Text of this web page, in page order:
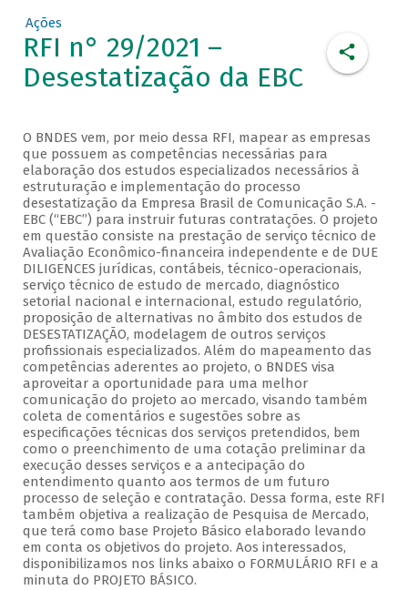
Ações
RFI n° 29/2021 –
Desestatização da EBC
O BNDES vem, por meio dessa RFI, mapear as empresas
que possuem as competências necessárias para
elaboração dos estudos especializados necessários à
estruturação e implementação do processo
desestatização da Empresa Brasil de Comunicação S.A. -
EBC (“EBC”) para instruir futuras contratações. O projeto
em questão consiste na prestação de serviço técnico de
Avaliação Econômico-financeira independente e de DUE
DILIGENCES jurídicas, contábeis, técnico-operacionais,
serviço técnico de estudo de mercado, diagnóstico
setorial nacional e internacional, estudo regulatório,
proposição de alternativas no âmbito dos estudos de
DESESTATIZAÇÃO, modelagem de outros serviços
profissionais especializados. Além do mapeamento das
competências aderentes ao projeto, o BNDES visa
aproveitar a oportunidade para uma melhor
comunicação do projeto ao mercado, visando também
coleta de comentários e sugestões sobre as
especificações técnicas dos serviços pretendidos, bem
como o preenchimento de uma cotação preliminar da
execução desses serviços e a antecipação do
entendimento quanto aos termos de um futuro
processo de seleção e contratação. Dessa forma, este RFI
também objetiva a realização de Pesquisa de Mercado,
que terá como base Projeto Básico elaborado levando
em conta os objetivos do projeto. Aos interessados,
disponibilizamos nos links abaixo o FORMULÁRIO RFI e a
minuta do PROJETO BÁSICO.